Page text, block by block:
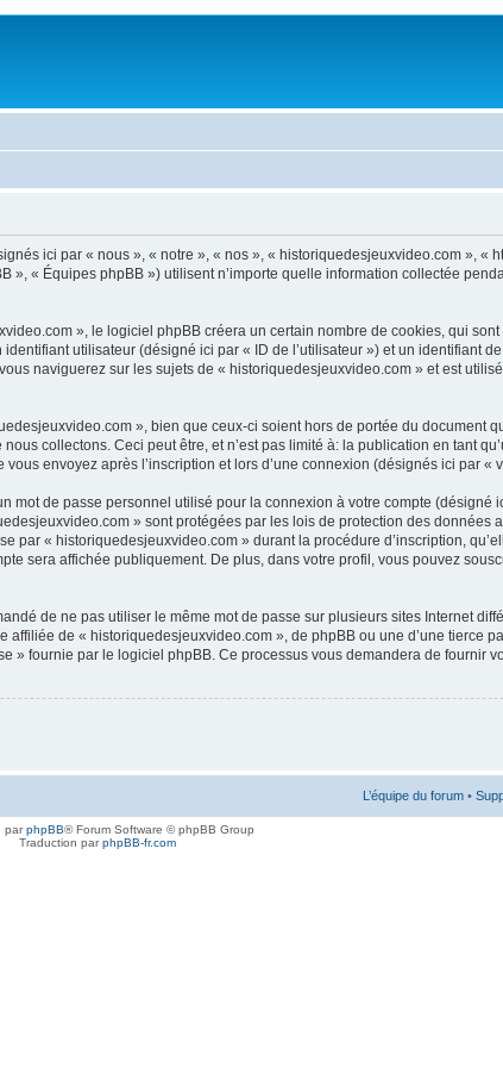
ici par « nous », « notre », « nos », « historiquedesjeuxvideo.com », «
« Équipes phpBB ») utilisent n’importe quelle information collectée
», le logiciel phpBB créera un certain nombre de cookies, qui
utilisateur (désigné ici par « ID de l’utilisateur ») et un identifiant
naviguerez sur les sujets de « historiquedesjeuxvideo.com » et est
», bien que ceux-ci soient hors de portée du document
collectons. Ceci peut être, et n’est pas limité à: la publication en tant
envoyez après l’inscription et lors d’une connexion (désignés ici par «
de passe personnel utilisé pour la connexion à votre compte (désigné
» sont protégées par les lois de protection des données
par « historiquedesjeuxvideo.com » durant la procédure d’inscription,
sera affichée publiquement. De plus, dans votre profil, vous pouvez
de ne pas utiliser le même mot de passe sur plusieurs sites Internet
de « historiquedesjeuxvideo.com », de phpBB ou une d’une tierce
fournie par le logiciel phpBB. Ce processus vous demandera de fournir
L’équipe du forum •
parphpBB® Forum Software © phpBB Group
Traduction parphpBB-fr.com